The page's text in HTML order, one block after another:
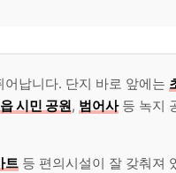
납니다. 단지 바로 앞에는
시민 공원, 범어사등 녹지
트 등 편의시설이 잘 갖춰져